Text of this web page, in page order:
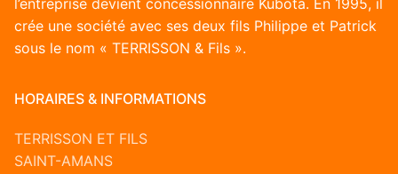
crée une société avec ses deux fils Philippe et Patrick
sous le nom « TERRISSON & Fils ».
HORAIRES & INFORMATIONS
TERRISSON ET FILS
SAINT-AMANS